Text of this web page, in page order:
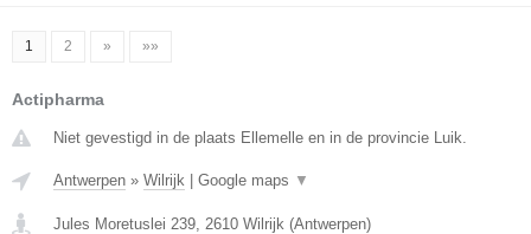
1 2 » »»
Actipharma
Niet gevestigd in de plaats Ellemelle en in de provincie Luik.
Antwerpen » Wilrijk Google maps ▼
Jules Moretuslei 239, 2610 Wilrijk (Antwerpen)